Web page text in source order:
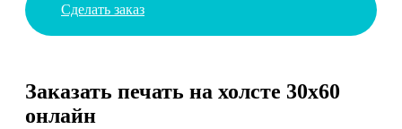
Сделать заказ
Заказать печать на холсте 30х60
онлайн